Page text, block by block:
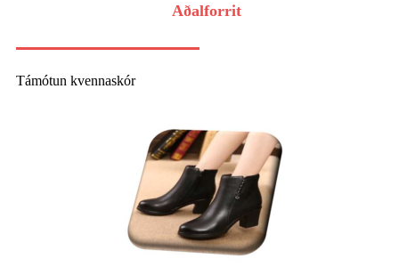
Aðalforrit
Támótun kvennaskór